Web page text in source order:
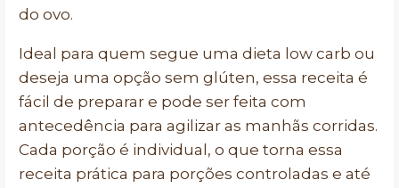
do ovo.
Ideal para quem segue uma dieta low carb ou
deseja uma opção sem glúten, essa receita é
fácil de preparar e pode ser feita com
antecedência para agilizar as manhãs corridas.
Cada porção é individual, o que torna essa
receita prática para porções controladas e até